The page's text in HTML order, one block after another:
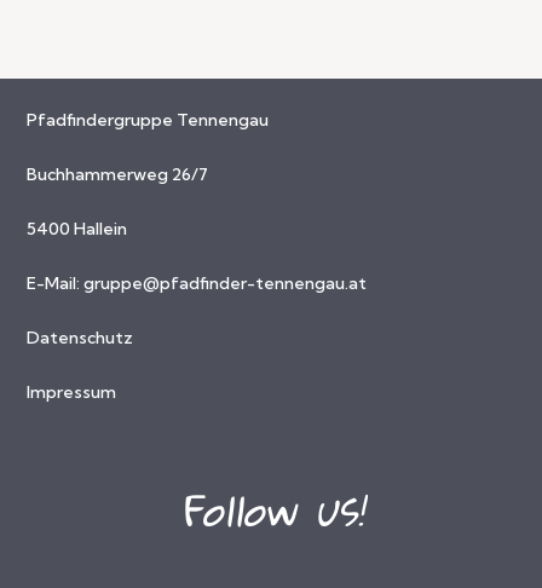
Pfadfindergruppe Tennengau
Buchhammerweg 26/7
5400 Hallein
E-Mail:gruppe@pfadfinder-tennengau.at
Datenschutz
Impressum
Follow us!